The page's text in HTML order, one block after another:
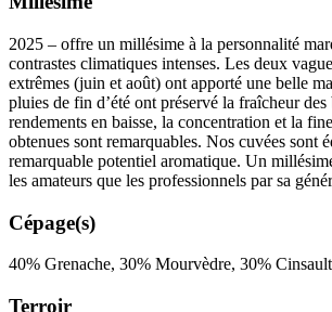
2025 – offre un millésime à la personnalité
contrastes climatiques intenses. Les deux
extrêmes (juin et août) ont apporté une belle
pluies de fin d’été ont préservé la fraîcheur
rendements en baisse, la concentration et la
obtenues sont remarquables. Nos cuvées sont
remarquable potentiel aromatique. Un
les amateurs que les professionnels par sa
Cépage(s)
40% Grenache, 30% Mourvèdre, 30%
Terroir